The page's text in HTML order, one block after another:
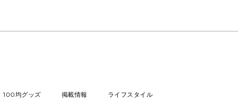
100均グッズ 掲載情報 ライフスタイル